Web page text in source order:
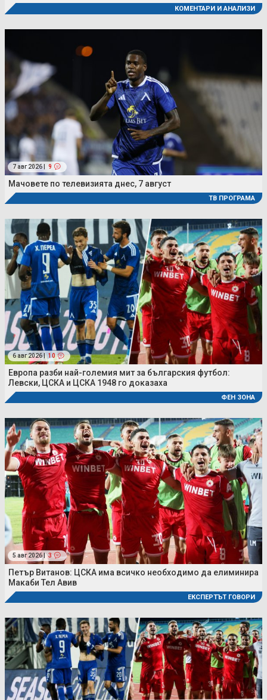
КОМЕНТАРИ И АНАЛИЗИ
7 авг 2026 | 9
Мачовете по телевизията днес, 7 август
ТВ ПРОГРАМА
6 авг 2026 | 10
Европа разби най-големия мит за българския футбол:
Левски, ЦСКА и ЦСКА 1948 го доказаха
ФЕН ЗОНА
5 авг 2026 | 3
Петър Витанов: ЦСКА има всичко необходимо да елиминира
Макаби Тел Авив
ЕКСПЕРТЪТ ГОВОРИ